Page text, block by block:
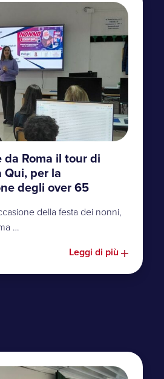
da Roma il tour di
Qui, per la
degli over 65
della festa dei nonni,
…
Leggi di più